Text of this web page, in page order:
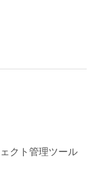
クト管理ツール